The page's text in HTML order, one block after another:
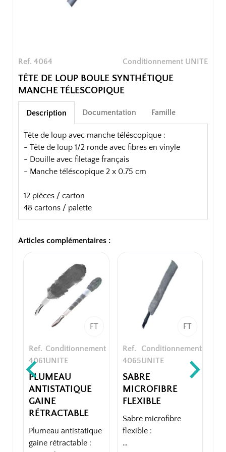
Ref. 4064 Conditionnement UNITE
TÊTE DE LOUP BOULE SYNTHÉTIQUE
MANCHE TÉLESCOPIQUE
Description
Tête de loup avec manche téléscopique :
- Tête de loup 1/2 ronde avec fibres en vinyle
- Douille avec filetage français
- Manche téléscopique 2 x 0.75 cm
12 pièces / carton
48 cartons / palette
Documentation Famille
Articles complémentaires :
FT
Ref.
4061
Conditionnement
UNITE
PLUMEAU
ANTISTATIQUE
GAINE
RÉTRACTABLE
Plumeau antistatique
gaine rétractable :
FT
Ref.
4065
Conditionnement
UNITE
SABRE
MICROFIBRE
FLEXIBLE
Sabre microfibre
flexible :